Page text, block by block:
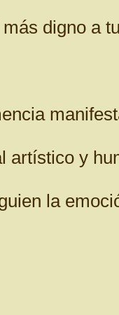
digno a
artístico y
la